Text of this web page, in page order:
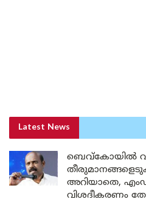
Latest News
ബെവ്കോയിൽ
അറിയാതെ,
വിശദീകരണം